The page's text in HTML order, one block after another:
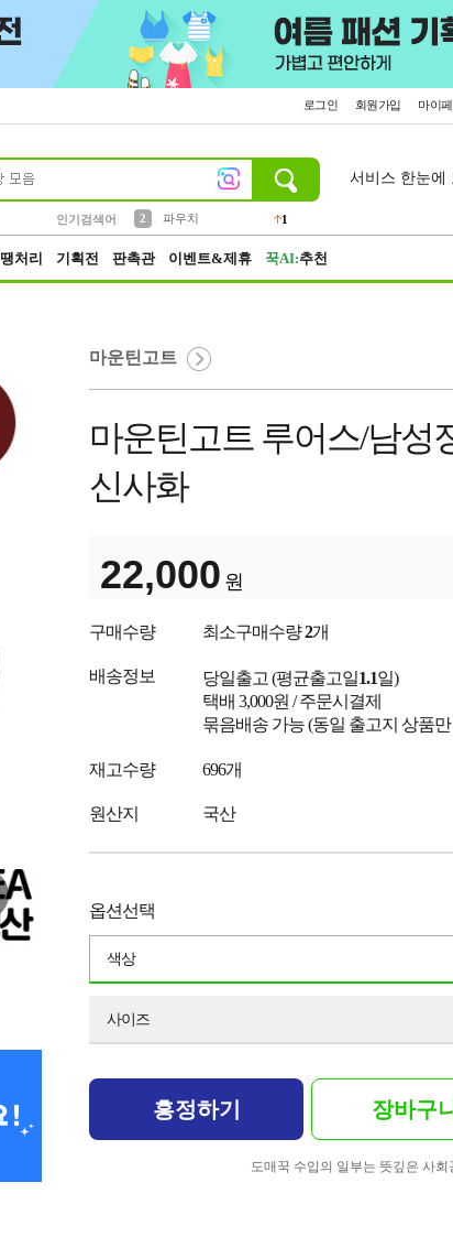
로그인 회원가입 마이
인기검색어
2
파우치
1
서비스 한눈에
땡처리 기획전 판촉관 이벤트&제휴 꾹AI:추천
마운틴고트
마운틴고트 루어스/남성
신사화
22,000 원
구매수량 최소구매수량2개
배송정보 당일출고 (평균출고일1.1일)
택배 3,000원 / 주문시결제
묶음배송 가능 (동일 출고지 상품
재고수량 696개
원산지 국산
옵션선택
색상
사이즈
흥정하기 장바구
도매꾹 수입의 일부는 뜻깊은 사